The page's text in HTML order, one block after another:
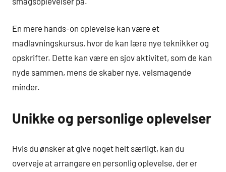
En mere hands-on oplevelse kan være et
madlavningskursus, hvor de kan lære nye teknikker og
opskrifter. Dette kan være en sjov aktivitet, som de kan
nyde sammen, mens de skaber nye, velsmagende
minder.
Unikke og personlige oplevelser
Hvis du ønsker at give noget helt særligt, kan du
overveje at arrangere en personlig oplevelse, der er